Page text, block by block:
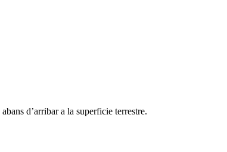
d’arribar a la superficie terrestre.